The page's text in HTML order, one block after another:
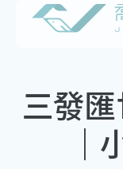
三發
｜